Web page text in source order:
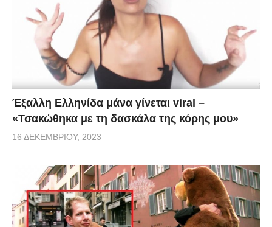
Έξαλλη Ελληνίδα μάνα γίνεται viral –
«Τσακώθηκα με τη δασκάλα της κόρης μου»
16 ΔΕΚΕΜΒΡΊΟΥ, 2023